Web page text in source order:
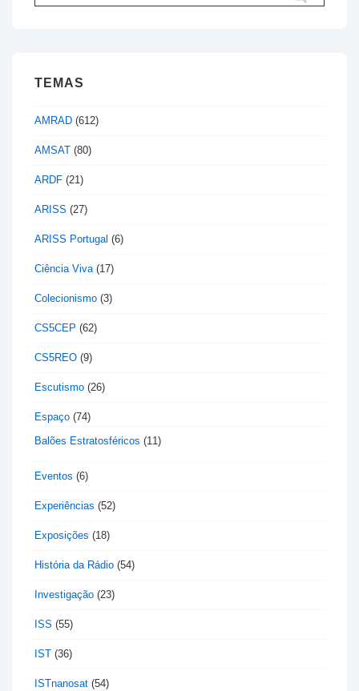
por:
TEMAS
AMRAD (612)
AMSAT (80)
ARDF (21)
ARISS (27)
ARISS Portugal (6)
Ciência Viva(17)
Colecionismo (3)
CS5CEP (62)
CS5REO (9)
Escutismo (26)
Espaço (74)
Balões Estratosféricos (11)
Eventos (6)
Experiências (52)
Exposições (18)
História da Rádio (54)
Investigação (23)
ISS (55)
IST (36)
ISTnanosat (54)